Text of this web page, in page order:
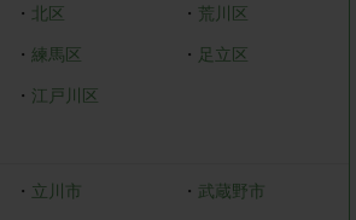
・ 北区 ・ 荒川区
・ 練馬区 ・ 足立区
・ 江戸川区
・ 立川市 ・ 武蔵野市